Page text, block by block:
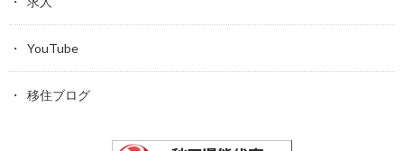
YouTube
移住ブログ